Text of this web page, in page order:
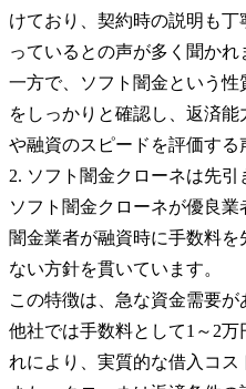
けており、契約時の説明も
っているとの声が多く聞かれ
一方で、ソフト闇金という
をしっかりと確認し、返済
や融資のスピードを評価する
2. ソフト闇金クローネは先
ソフト闇金クローネが優良
闇金業者が融資時に手数料
ない方針を貫いています。
この特徴は、急な資金需要
他社では手数料として1～2
れにより、実質的な借入コス